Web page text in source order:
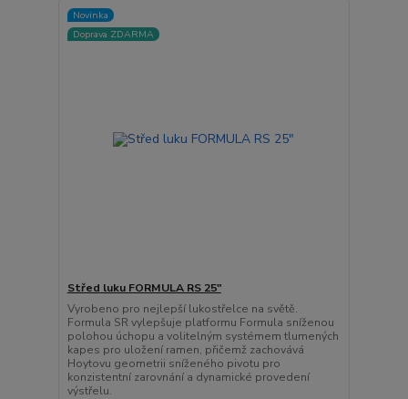
Novinka
Doprava ZDARMA
Střed luku FORMULA RS 25"
Vyrobeno pro nejlepší lukostřelce na světě.
Formula SR vylepšuje platformu Formula sníženou
polohou úchopu a volitelným systémem tlumených
kapes pro uložení ramen, přičemž zachovává
Hoytovu geometrii sníženého pivotu pro
konzistentní zarovnání a dynamické provedení
výstřelu.